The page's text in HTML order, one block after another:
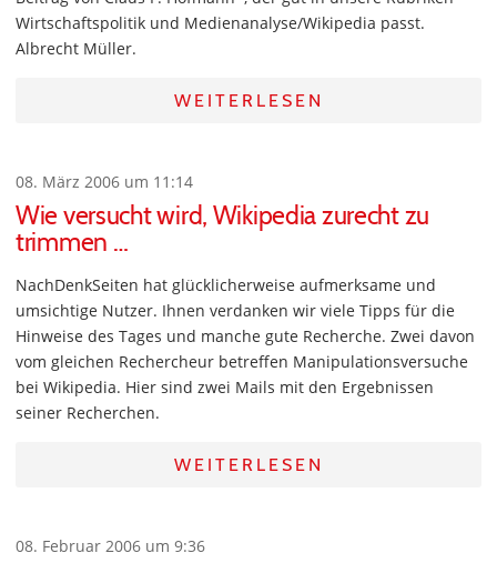
Wirtschaftspolitik und Medienanalyse/Wikipedia passt.
Albrecht Müller.
WEITERLESEN
08. März 2006 um 11:14
Wie versucht wird, Wikipedia zurecht zu
trimmen …
NachDenkSeiten hat glücklicherweise aufmerksame und
umsichtige Nutzer. Ihnen verdanken wir viele Tipps für die
Hinweise des Tages und manche gute Recherche. Zwei davon
vom gleichen Rechercheur betreffen Manipulationsversuche
bei Wikipedia. Hier sind zwei Mails mit den Ergebnissen
seiner Recherchen.
WEITERLESEN
08. Februar 2006 um 9:36